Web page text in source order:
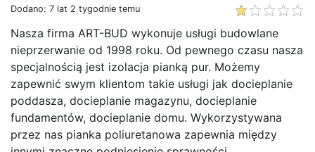
Dodano: 7 lat 2 tygodnie temu
Nasza firma ART-BUD wykonuje usługi budowlane
nieprzerwanie od 1998 roku. Od pewnego czasu nasza
specjalnością jest izolacja pianką pur. Możemy
zapewnić swym klientom takie usługi jak docieplanie
poddasza, docieplanie magazynu, docieplanie
fundamentów, docieplanie domu. Wykorzystywana
przez nas pianka poliuretanowa zapewnia między